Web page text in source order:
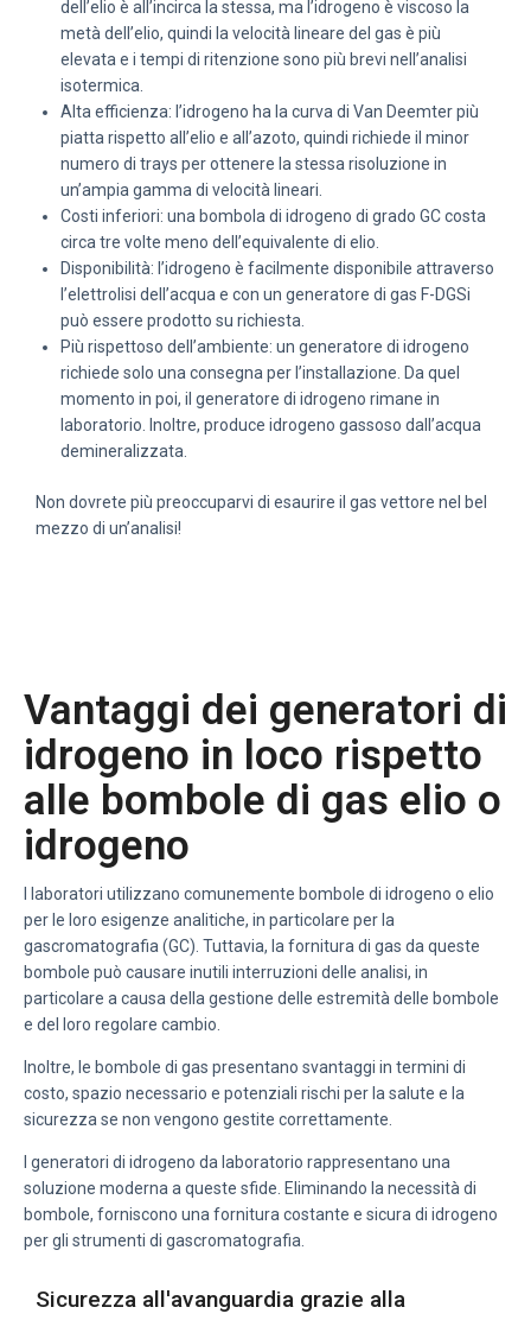
dell’elio è all’incirca la stessa, ma l’idrogeno è viscoso la
metà dell’elio, quindi la velocità lineare del gas è più
elevata e i tempi di ritenzione sono più brevi nell’analisi
isotermica.
Alta efficienza: l’idrogeno ha la curva di Van Deemter più
piatta rispetto all’elio e all’azoto, quindi richiede il minor
numero di trays per ottenere la stessa risoluzione in
un’ampia gamma di velocità lineari.
Costi inferiori: una bombola di idrogeno di grado GC costa
circa tre volte meno dell’equivalente di elio.
Disponibilità: l’idrogeno è facilmente disponibile attraverso
l’elettrolisi dell’acqua e con un generatore di gas F-DGSi
può essere prodotto su richiesta.
Più rispettoso dell’ambiente: un generatore di idrogeno
richiede solo una consegna per l’installazione. Da quel
momento in poi, il generatore di idrogeno rimane in
laboratorio. Inoltre, produce idrogeno gassoso dall’acqua
demineralizzata.
Non dovrete più preoccuparvi di esaurire il gas vettore nel bel
mezzo di un’analisi!
Vantaggi dei generatori di
idrogeno in loco rispetto
alle bombole di gas elio o
idrogeno
I laboratori utilizzano comunemente bombole di idrogeno o elio
per le loro esigenze analitiche, in particolare per la
gascromatografia (GC). Tuttavia, la fornitura di gas da queste
bombole può causare inutili interruzioni delle analisi, in
particolare a causa della gestione delle estremità delle bombole
e del loro regolare cambio.
Inoltre, le bombole di gas presentano svantaggi in termini di
costo, spazio necessario e potenziali rischi per la salute e la
sicurezza se non vengono gestite correttamente.
I generatori di idrogeno da laboratorio rappresentano una
soluzione moderna a queste sfide. Eliminando la necessità di
bombole, forniscono una fornitura costante e sicura di idrogeno
per gli strumenti di gascromatografia.
Sicurezza all'avanguardia grazie alla